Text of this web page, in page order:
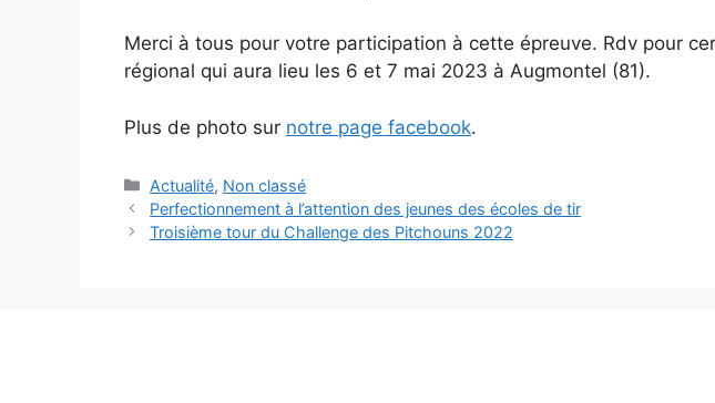
Merci à tous pour votre participation à cette épreuve. Rdv pour
régional qui aura lieu les 6 et 7 mai 2023 à Augmontel (81).
Plus de photo sur notre page facebook.
Catégories
Actualité, Non classé
Navigation
des
Perfectionnement à l’attention des jeunes des écoles de tir
Troisième tour du Challenge des Pitchouns 2022